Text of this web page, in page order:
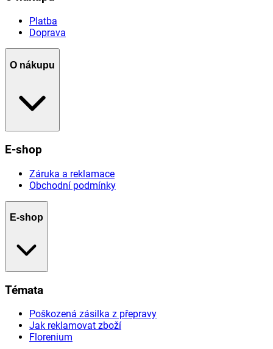
Platba
Doprava
O nákupu
E-shop
Záruka a reklamace
Obchodní podmínky
E-shop
Témata
Poškozená zásilka z přepravy
Jak reklamovat zboží
Florenium